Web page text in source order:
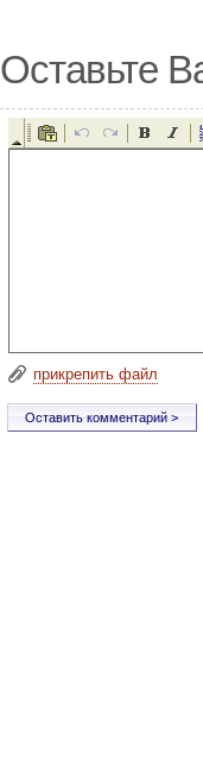
Оставьте
прикрепить файл